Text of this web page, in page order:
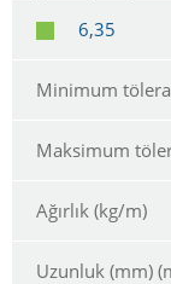
6,35
Minimum
Maksimum
Ağırlık (kg/m)
Uzunluk (mm)